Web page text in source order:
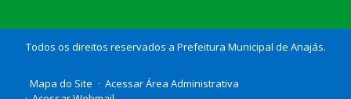
Todos os direitos reservados a Prefeitura Municipal de Anajás.
Mapa do Site
Acessar Área Administrativa